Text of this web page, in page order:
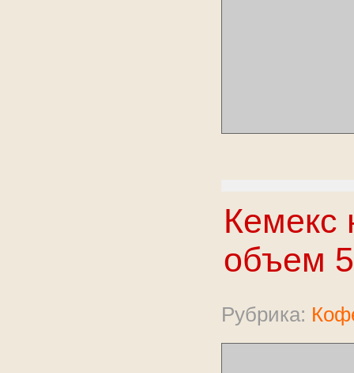
Кемекс
объем
Рубрика: